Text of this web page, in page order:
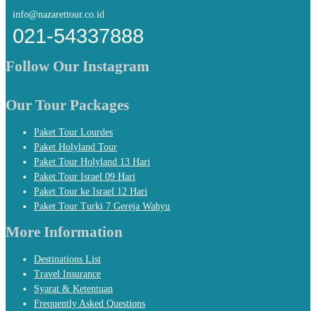
info@nazarettour.co.id
021-54337888
Follow Our Instagram
Our Tour Packages
Paket Tour Lourdes
Paket Holyland Tour
Paket Tour Holyland 13 Hari
Paket Tour Israel 09 Hari
Paket Tour ke Israel 12 Hari
Paket Tour Turki 7 Gereja Wahyu
More Information
Destinations List
Travel Insurance
Syarat & Ketentuan
Frequently Asked Questions